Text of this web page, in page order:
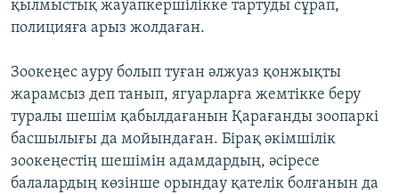
қылмыстық жауапкершілікке тартуды сұрап,
полицияға арыз жолдаған.
Зоокеңес ауру болып туған әлжуаз қонжықты
жарамсыз деп танып, ягуарларға жемтікке беру
туралы шешім қабылдағанын Қарағанды зоопаркі
басшылығы да мойындаған. Бірақ әкімшілік
зоокеңестің шешімін адамдардың, әсіресе
балалардың көзінше орындау қателік болғанын да